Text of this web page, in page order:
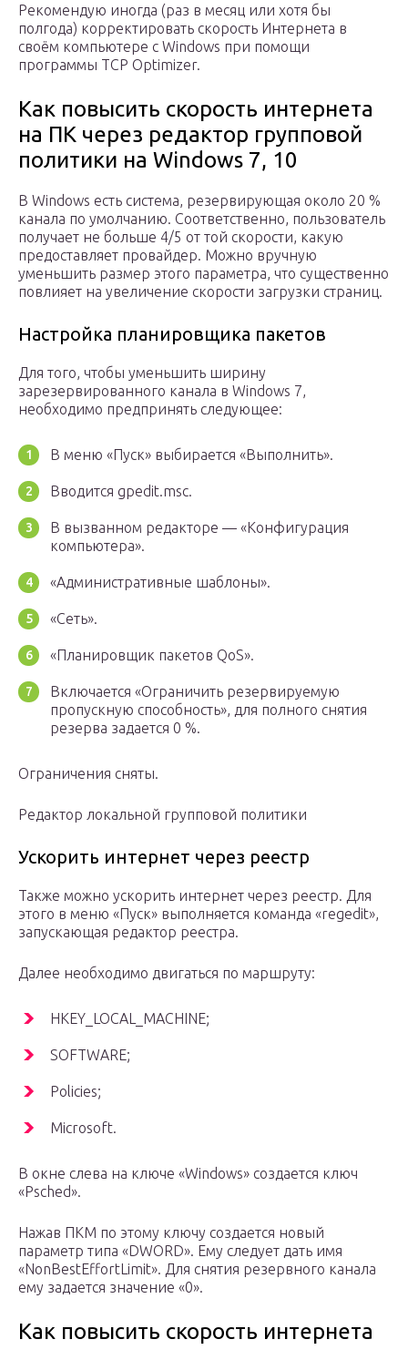
Рекомендую иногда (раз в месяц или хотя бы
полгода) корректировать скорость Интернета в
своём компьютере с Windows при помощи
программы TCP Optimizer.
Как повысить скорость интернета
на ПК через редактор групповой
политики на Windows 7, 10
В Windows есть система, резервирующая около 20 %
канала по умолчанию. Соответственно, пользователь
получает не больше 4/5 от той скорости, какую
предоставляет провайдер. Можно вручную
уменьшить размер этого параметра, что существенно
повлияет на увеличение скорости загрузки страниц.
Настройка планировщика пакетов
Для того, чтобы уменьшить ширину
зарезервированного канала в Windows 7,
необходимо предпринять следующее:
В меню «Пуск» выбирается «Выполнить».
Вводится gpedit.msc.
В вызванном редакторе — «Конфигурация
компьютера».
«Административные шаблоны».
«Сеть».
«Планировщик пакетов QoS».
Включается «Ограничить резервируемую
пропускную способность», для полного снятия
резерва задается 0 %.
Ограничения сняты.
Редактор локальной групповой политики
Ускорить интернет через реестр
Также можно ускорить интернет через реестр. Для
этого в меню «Пуск» выполняется команда «regedit»,
запускающая редактор реестра.
Далее необходимо двигаться по маршруту:
HKEY_LOCAL_MACHINE;
SOFTWARE;
Policies;
Microsoft.
В окне слева на ключе «Windows» создается ключ
«Psched».
Нажав ПКМ по этому ключу создается новый
параметр типа «DWORD». Ему следует дать имя
«NonBestEffortLimit». Для снятия резервного канала
ему задается значение «0».
Как повысить скорость интернета